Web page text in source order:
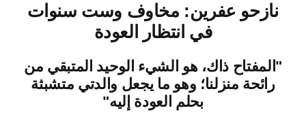
نازحو عفرين: مخاوف وست سنوات
في انتظار العودة
"المفتاح ذاك، هو الشيء الوحيد المتبقي من
رائحة منزلنا؛ وهو ما يجعل والدتي متشبثة
بحلم العودة إليه"